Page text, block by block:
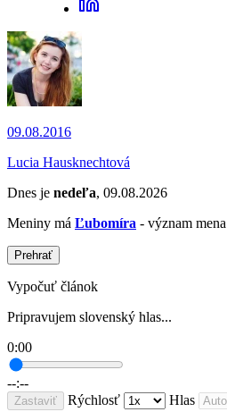
09.08.2016
Lucia Hausknechtová
Dnes je nedeľa, 09.08.2026
Meniny má Ľubomíra - význam mena
Prehrať
Vypočuť článok
Pripravujem slovenský hlas...
0:00
--:--
Zastaviť Rýchlosť Hlas